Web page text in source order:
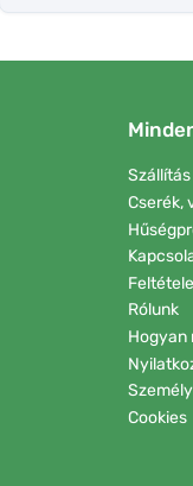
Cserék,
Rólunk
Hogyan
Cookies